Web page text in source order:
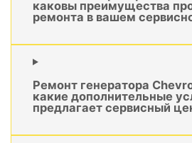
каковы преимущества
ремонта в вашем
Ремонт генератора
какие дополнительные
предлагает сервисный